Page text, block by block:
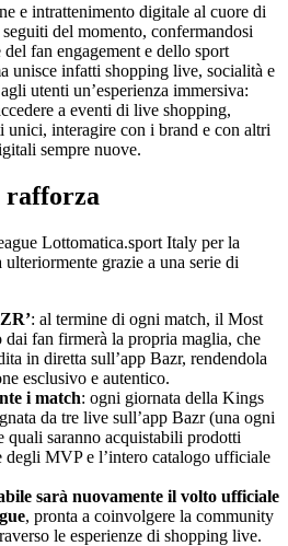
e intrattenimento digitale al cuore di
del momento, confermandosi
fan engagement e dello sport
unisce infatti shopping live, socialità e
utenti un’esperienza immersiva:
a eventi di live shopping,
unici, interagire con i brand e con altri
sempre nuove.
rafforza
Lottomatica.sport Italy per la
grazie a una serie di
: al termine di ogni match, il Most
dai fan firmerà la propria maglia, che
in diretta sull’app Bazr, rendendola
esclusivo e autentico.
i match: ogni giornata della Kings
da tre live sull’app Bazr (una ogni
quali saranno acquistabili prodotti
degli MVP e l’intero catalogo ufficiale
sarà nuovamente il volto ufficiale
, pronta a coinvolgere la community
le esperienze di shopping live.